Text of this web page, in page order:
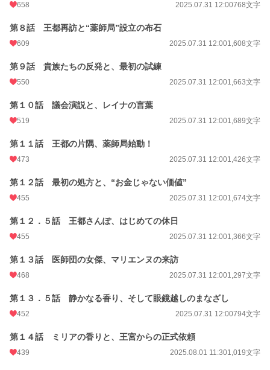
658 2025.07.31 12:00768文字
第８話 王都再訪と“薬師局”設立の布石
609 2025.07.31 12:001,608文字
第９話 貴族たちの反発と、最初の試練
550 2025.07.31 12:001,663文字
第１０話 議会演説と、レイナの言葉
519 2025.07.31 12:001,689文字
第１１話 王都の片隅、薬師局始動！
473 2025.07.31 12:001,426文字
第１２話 最初の処方と、“お金じゃない価値”
455 2025.07.31 12:001,674文字
第１２．５話 王都さんぽ、はじめての休日
455 2025.07.31 12:001,366文字
第１３話 医師団の女傑、マリエンヌの来訪
468 2025.07.31 12:001,297文字
第１３．５話 静かなる香り、そして眼鏡越しのまなざし
452 2025.07.31 12:00794文字
第１４話 ミリアの香りと、王宮からの正式依頼
439 2025.08.01 11:301,019文字